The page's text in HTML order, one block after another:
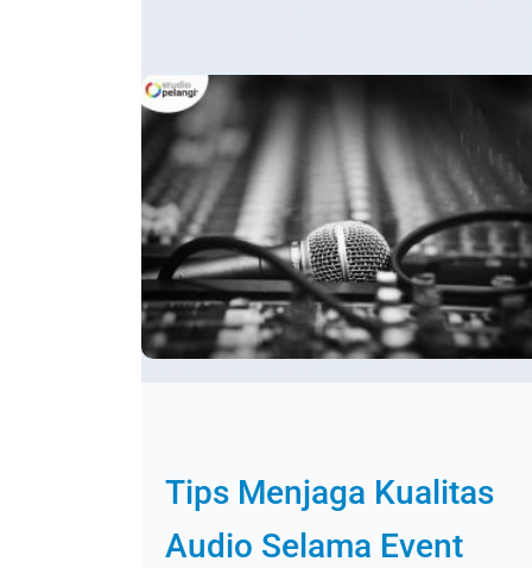
Tips Menjaga Kualitas
Audio Selama Event